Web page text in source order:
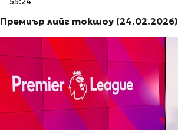
Премиър лийг токшоу (24.02.2026)